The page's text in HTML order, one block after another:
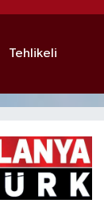
Tehlikeli